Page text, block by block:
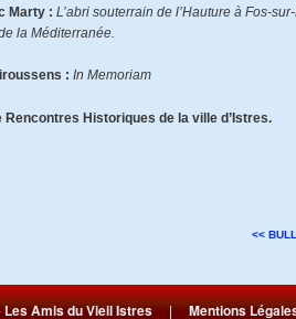
Marty : L’abri souterrain de l’Hauture à Fos-
la Méditerranée.
: In Memoriam
Rencontres Historiques de la ville d’Istres.
<<
Les Amis du Vieil Istres | Mentions